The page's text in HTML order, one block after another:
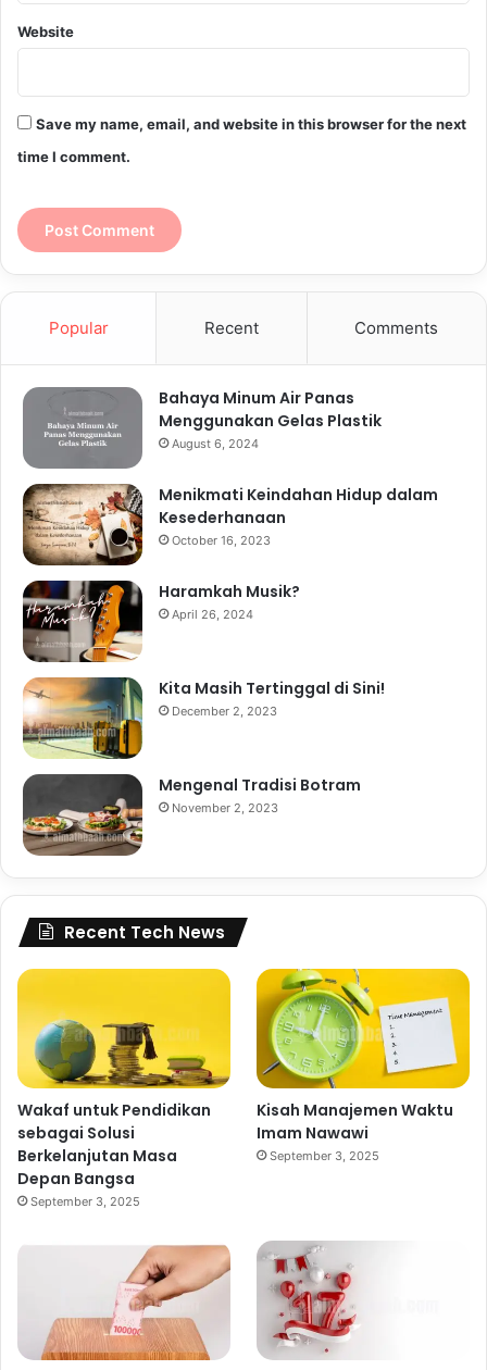
Website
Save my name, email, and website in this browser for the next
time I comment.
Popular Recent Comments
Bahaya Minum Air Panas
Menggunakan Gelas Plastik
August 6, 2024
Menikmati Keindahan Hidup dalam
Kesederhanaan
October 16, 2023
Haramkah Musik?
April 26, 2024
Kita Masih Tertinggal di Sini!
December 2, 2023
Mengenal Tradisi Botram
November 2, 2023
Recent Tech News
Wakaf untuk Pendidikan
sebagai Solusi
Berkelanjutan Masa
Depan Bangsa
September 3, 2025
Kisah Manajemen Waktu
Imam Nawawi
September 3, 2025